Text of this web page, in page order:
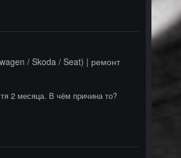
/ Skoda / Seat) | ремонт
2 месяца. В чём причина то?